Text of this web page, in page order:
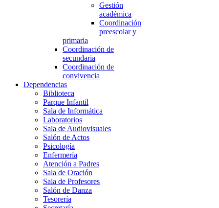
Gestión
académica
Coordinación
preescolar y
primaria
Coordinación de
secundaria
Coordinación de
convivencia
Dependencias
Biblioteca
Parque Infantil
Sala de Informática
Laboratorios
Sala de Audiovisuales
Salón de Actos
Psicología
Enfermería
Atención a Padres
Sala de Oración
Sala de Profesores
Salón de Danza
Tesorería